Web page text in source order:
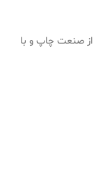
از صنعت چاپ و با